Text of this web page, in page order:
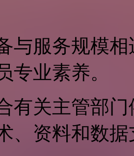
与服务规模
专业素养。
有关主管部
、资料和数